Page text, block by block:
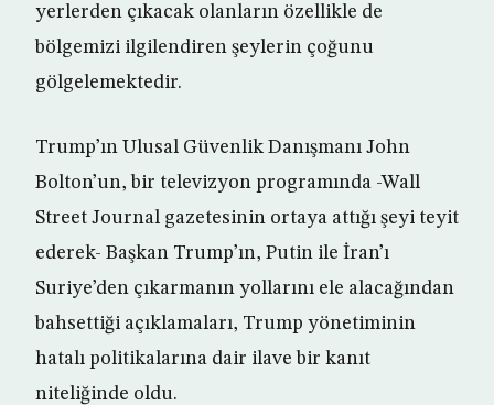
yerlerden çıkacak olanların özellikle de
bölgemizi ilgilendiren şeylerin çoğunu
gölgelemektedir.
Trump’ın Ulusal Güvenlik Danışmanı John
Bolton’un, bir televizyon programında -Wall
Street Journal gazetesinin ortaya attığı şeyi teyit
ederek- Başkan Trump’ın, Putin ile İran’ı
Suriye’den çıkarmanın yollarını ele alacağından
bahsettiği açıklamaları, Trump yönetiminin
hatalı politikalarına dair ilave bir kanıt
niteliğinde oldu.